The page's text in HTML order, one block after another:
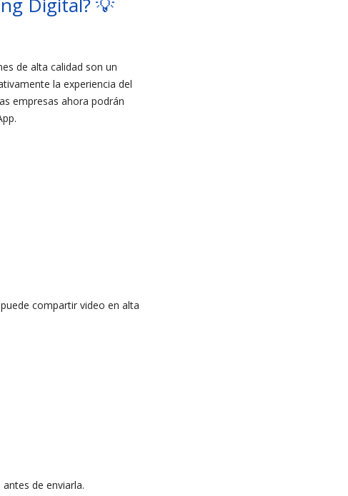
de alta calidad son un
la experiencia del
empresas ahora podrán
compartir video en alta
de enviarla.